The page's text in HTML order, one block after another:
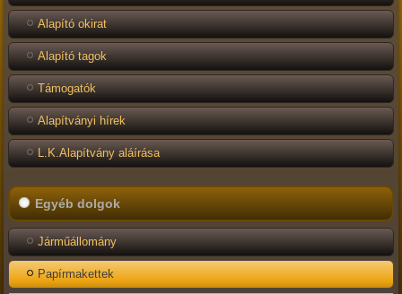
Alapító okirat
Alapító tagok
Támogatók
Alapítványi hírek
L.K.Alapítvány aláírása
Egyéb dolgok
Járműállomány
Papírmakettek